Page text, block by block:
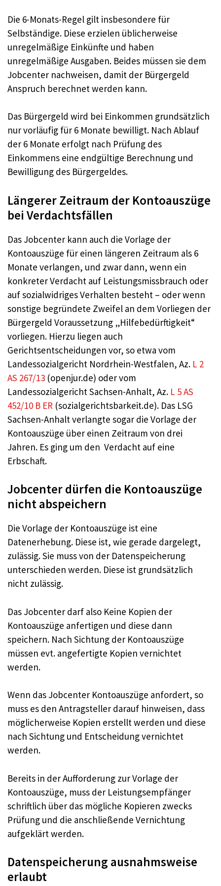
Die 6-Monats-Regel gilt insbesondere für
Selbständige. Diese erzielen üblicherweise
unregelmäßige Einkünfte und haben
unregelmäßige Ausgaben. Beides müssen sie dem
Jobcenter nachweisen, damit der Bürgergeld
Anspruch berechnet werden kann.
Das Bürgergeld wird bei Einkommen grundsätzlich
nur vorläufig für 6 Monate bewilligt. Nach Ablauf
der 6 Monate erfolgt nach Prüfung des
Einkommens eine endgültige Berechnung und
Bewilligung des Bürgergeldes.
Längerer Zeitraum der Kontoauszüge
bei Verdachtsfällen
Das Jobcenter kann auch die Vorlage der
Kontoauszüge für einen längeren Zeitraum als 6
Monate verlangen, und zwar dann, wenn ein
konkreter Verdacht auf Leistungsmissbrauch oder
auf sozialwidriges Verhalten besteht – oder wenn
sonstige begründete Zweifel an dem Vorliegen der
Bürgergeld Voraussetzung „Hilfebedürftigkeit“
vorliegen. Hierzu liegen auch
Gerichtsentscheidungen vor, so etwa vom
Landessozialgericht Nordrhein-Westfalen, Az. L 2
AS 267/13 (openjur.de) oder vom
Landessozialgericht Sachsen-Anhalt, Az. L 5 AS
452/10 B ER (sozialgerichtsbarkeit.de). Das LSG
Sachsen-Anhalt verlangte sogar die Vorlage der
Kontoauszüge über einen Zeitraum von drei
Jahren. Es ging um den Verdacht auf eine
Erbschaft.
Jobcenter dürfen die Kontoauszüge
nicht abspeichern
Die Vorlage der Kontoauszüge ist eine
Datenerhebung. Diese ist, wie gerade dargelegt,
zulässig. Sie muss von der Datenspeicherung
unterschieden werden. Diese ist grundsätzlich
nicht zulässig.
Das Jobcenter darf also Keine Kopien der
Kontoauszüge anfertigen und diese dann
speichern. Nach Sichtung der Kontoauszüge
müssen evt. angefertigte Kopien vernichtet
werden.
Wenn das Jobcenter Kontoauszüge anfordert, so
muss es den Antragsteller darauf hinweisen, dass
möglicherweise Kopien erstellt werden und diese
nach Sichtung und Entscheidung vernichtet
werden.
Bereits in der Aufforderung zur Vorlage der
Kontoauszüge, muss der Leistungsempfänger
schriftlich über das mögliche Kopieren zwecks
Prüfung und die anschließende Vernichtung
aufgeklärt werden.
Datenspeicherung ausnahmsweise
erlaubt